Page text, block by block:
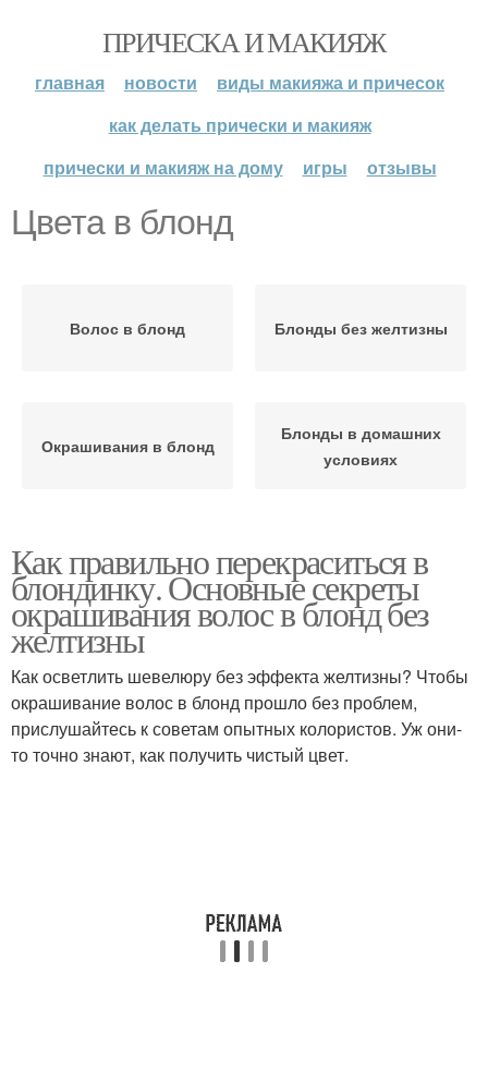
ПРИЧЕСКА И МАКИЯЖ
главная новости
виды макияжа и причесок
как делать прически и макияж
прически и макияж на дому
игры отзывы
Цвета в блонд
Волос в блонд Блонды без желтизны
Окрашивания в блонд
Блонды в домашних
условиях
Как правильно перекраситься в
блондинку. Основные секреты
окрашивания волос в блонд без
желтизны
Как осветлить шевелюру без эффекта желтизны? Чтобы
окрашивание волос в блонд прошло без проблем,
прислушайтесь к советам опытных колористов. Уж они-
то точно знают, как получить чистый цвет.